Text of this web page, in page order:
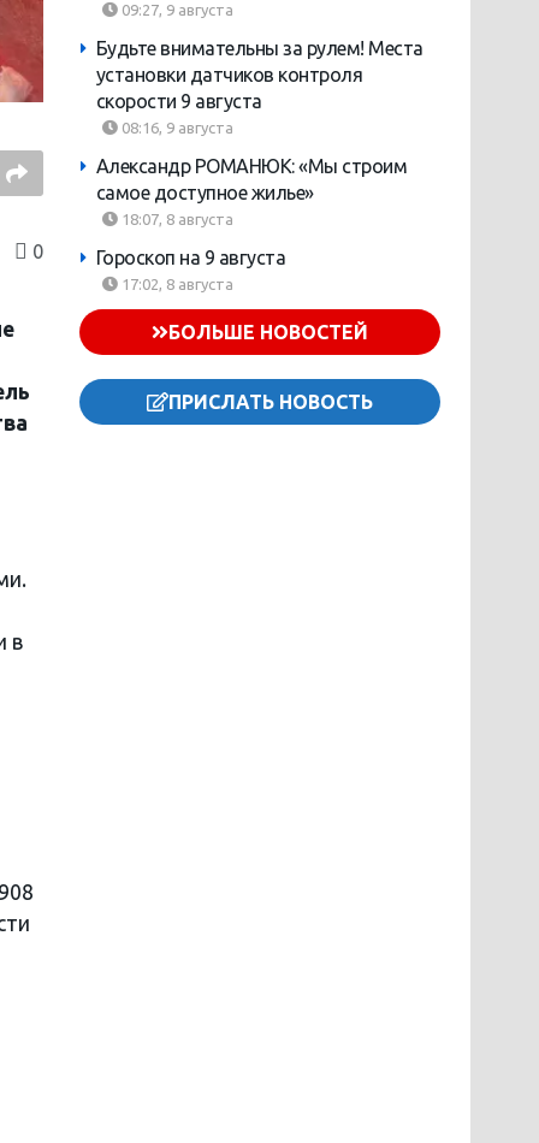
0
в
09:27, 9 августа
Будьте внимательны за рулем! Места
установки датчиков контроля
скорости 9 августа
08:16, 9 августа
Александр РОМАНЮК: «Мы строим
самое доступное жилье»
18:07, 8 августа
Гороскоп на 9 августа
17:02, 8 августа
БОЛЬШЕ НОВОСТЕЙ
ПРИСЛАТЬ НОВОСТЬ